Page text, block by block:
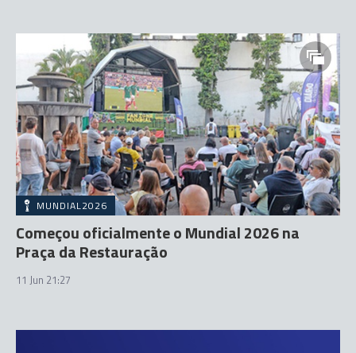
MUNDIAL2026
Começou oficialmente o Mundial 2026 na
Praça da Restauração
11 Jun 21:27